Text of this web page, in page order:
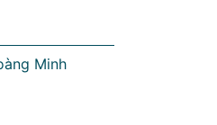
Minh